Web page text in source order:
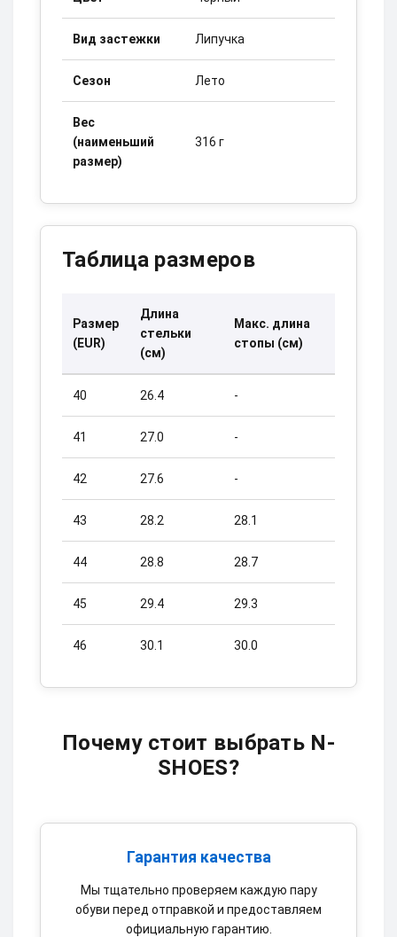
Вид застежки Липучка
Сезон Лето
Вес
(наименьший
размер)
316 г
Таблица размеров
Размер
(EUR)
Длина
стельки
(см)
Макс. длина
стопы (см)
40 26.4 -
41 27.0 -
42 27.6 -
43 28.2 28.1
44 28.8 28.7
45 29.4 29.3
46 30.1 30.0
Почему стоит выбрать N-
SHOES?
Гарантия качества
Мы тщательно проверяем каждую пару
обуви перед отправкой и предоставляем
официальную гарантию.